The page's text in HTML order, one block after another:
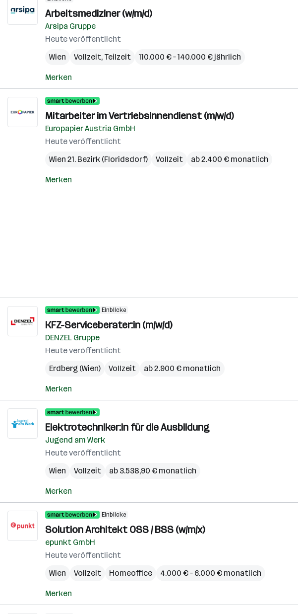
Arbeitsmediziner (w/m/d)
Arsipa Gruppe
Heute veröffentlicht
Wien
Vollzeit, Teilzeit 110.000 € – 140.000 € jährlich
Merken
Mitarbeiter im Vertriebsinnendienst (m/w/d)
Europapier Austria GmbH
Heute veröffentlicht
Wien 21. Bezirk (Floridsdorf)
Vollzeit ab 2.400 € monatlich
Merken
Einblicke
KFZ-Serviceberater:in (m/w/d)
DENZEL Gruppe
Heute veröffentlicht
Erdberg (Wien)
Vollzeit ab 2.900 € monatlich
Merken
Elektrotechniker:in für die Ausbildung
Jugend am Werk
Heute veröffentlicht
Wien
Vollzeit ab 3.538,90 € monatlich
Merken
Einblicke
Solution Architekt OSS / BSS (w/m/x)
epunkt GmbH
Heute veröffentlicht
Wien
Vollzeit Homeoffice 4.000 € – 6.000 € monatlich
Merken